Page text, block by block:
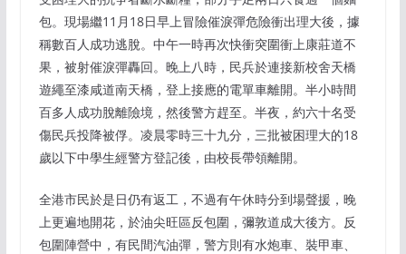
包。現場繼11月18日早上冒險催淚彈危險衝出理大後，據
稱數百人成功逃脫。中午一時再次快衝突圍衝上康莊道不
果，被射催淚彈轟回。晚上八時，民兵於連接新校舍天橋
遊繩至漆咸道南天橋，登上接應的電單車離開。半小時間
百多人成功脫離險境，然後警方趕至。半夜，約六十名受
傷民兵投降被俘。凌晨零時三十九分，三批被困理大的18
歲以下中學生經警方登記後，由校長帶領離開。
全港市民於是日仍有返工，不過有午休時分到場聲援，晚
上更遍地開花，於油尖旺區反包圍，彌敦道成大後方。反
包圍陣營中，有民間汽油彈，警方則有水炮車、裝甲車、